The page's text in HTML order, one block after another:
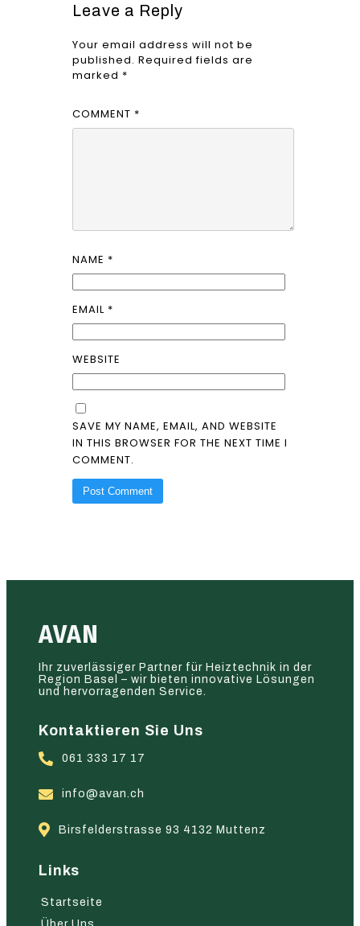
Leave a Reply
Your email address will not be
published. Required fields are
marked *
COMMENT *
NAME *
EMAIL *
WEBSITE
SAVE MY NAME, EMAIL, AND WEBSITE
IN THIS BROWSER FOR THE NEXT TIME I
COMMENT.
AVAN
Ihr zuverlässiger Partner für Heiztechnik in der
Region Basel – wir bieten innovative Lösungen
und hervorragenden Service.
Kontaktieren Sie Uns
061 333 17 17
info@avan.ch
Birsfelderstrasse 93 4132 Muttenz
Links
Startseite